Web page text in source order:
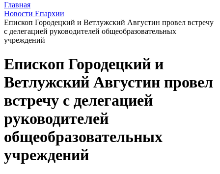
Главная
Новости Епархии
Епископ Городецкий и Ветлужский Августин провел встречу
с делегацией руководителей общеобразовательных
учреждений
Епископ Городецкий и
Ветлужский Августин провел
встречу с делегацией
руководителей
общеобразовательных
учреждений